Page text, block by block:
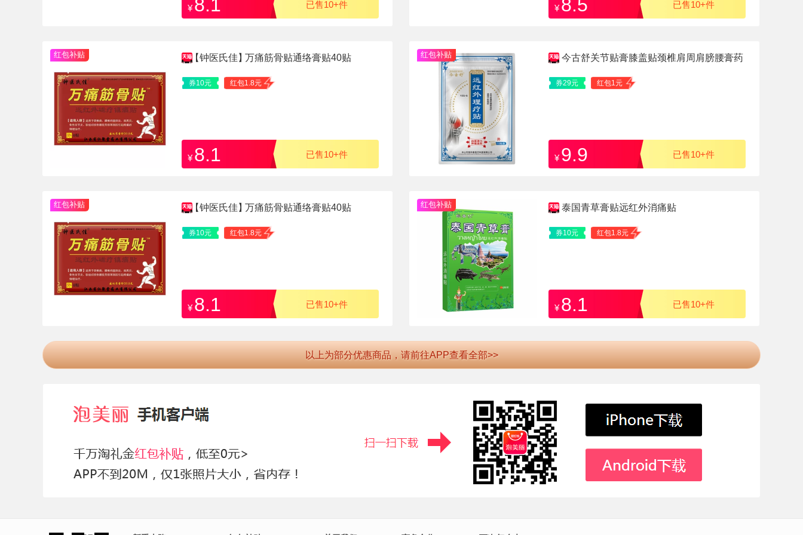
¥ 8.1 已售10+件 ¥ 8.5 已售10+件
红包补贴 【钟医氏佳】万痛筋骨贴通络膏贴40贴
券10元 红包1.8元
¥ 8.1 已售10+件
红包补贴
今古舒关节贴膏膝盖贴颈椎肩周肩膀腰膏药
贴
券29元 红包1元
¥ 9.9 已售10+件
红包补贴 【钟医氏佳】万痛筋骨贴通络膏贴40贴
券10元 红包1.8元
¥ 8.1 已售10+件
红包补贴 泰国青草膏贴远红外消痛贴
券10元 红包1.8元
¥ 8.1 已售10+件
以上为部分优惠商品，请前往APP查看全部>>